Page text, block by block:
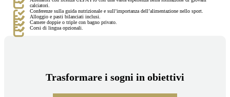
calciatori.
Conferenze sulla guida nutrizionale e sull’importanza dell’alimentazione nello sport.
Alloggio e pasti bilanciati inclusi.
Camere doppie o triple con bagno privato.
Corsi di lingua opzionali.
Trasformare i sogni in obiettivi